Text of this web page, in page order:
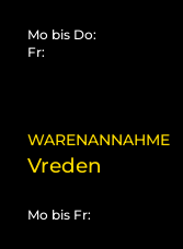
Mo bis Do:
Fr:
WARENANNAHME
Vreden
Mo bis Fr: